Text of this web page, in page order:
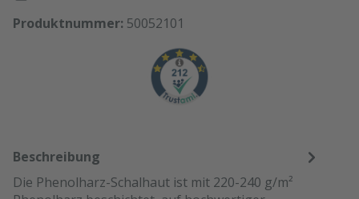
Produktnummer: 50052101
Beschreibung
Die Phenolharz-Schalhaut ist mit 220-240 g/m²